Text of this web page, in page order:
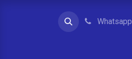
Whatsapp